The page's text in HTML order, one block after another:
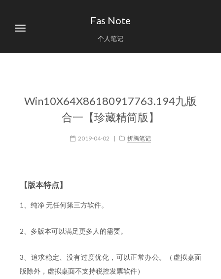
Fas Note
个人笔记
Win10X64X86180917763.194九版
合一【珍藏精简版】
2019-04-02 | 折腾笔记
【版本特点】
1、纯净 无任何第三方软件。
2、多版本可以满足更多人的需要。
3、追求稳定、没有过度优化，可以正常办公。（虚拟桌面
版除外，虚拟桌面不支持税控发票软件）